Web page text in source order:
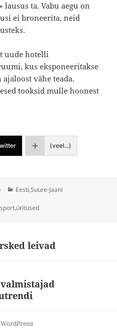
ta. Vabu aegu on
ei broneerita, neid
uude hotelli
kus eksponeeritakse
vähe teada.
tooksid mulle hoonest
(veel...)
Rubriigid
Eesti,Suure-Jaani
sport,üritused
leivad